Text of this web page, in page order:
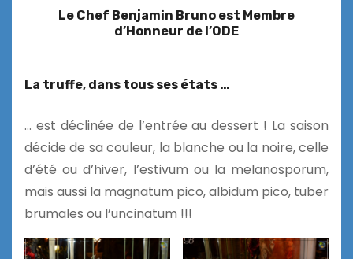
Le Chef Benjamin Bruno est Membre
d’Honneur de l’ODE
La truffe, dans tous ses états …
… est déclinée de l’entrée au dessert ! La saison
décide de sa couleur, la blanche ou la noire, celle
d’été ou d’hiver, l’estivum ou la melanosporum,
mais aussi la magnatum pico, albidum pico, tuber
brumales ou l’uncinatum !!!